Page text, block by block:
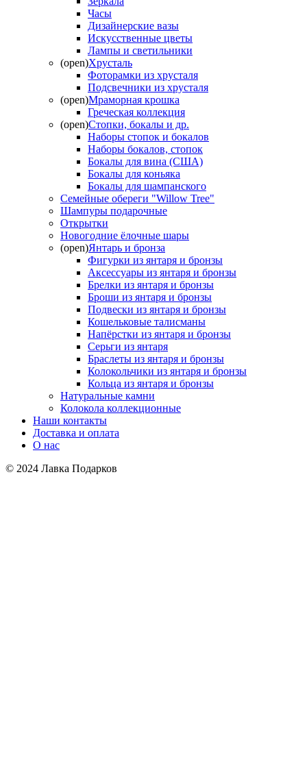
Часы
Дизайнерские вазы
Искусственные цветы
Лампы и светильники
(open)Хрусталь
Фоторамки из хрусталя
Подсвечники из хрусталя
(open)Мраморная крошка
Греческая коллекция
(open)Стопки, бокалы и др.
Наборы стопок и бокалов
Наборы бокалов, стопок
Бокалы для вина (США)
Бокалы для коньяка
Бокалы для шампанского
Семейные обереги "Willow Tree"
Шампуры подарочные
Открытки
Новогодние ёлочные шары
(open)Янтарь и бронза
Фигурки из янтаря и бронзы
Аксессуары из янтаря и бронзы
Брелки из янтаря и бронзы
Броши из янтаря и бронзы
Подвески из янтаря и бронзы
Кошельковые талисманы
Напёрстки из янтаря и бронзы
Серьги из янтаря
Браслеты из янтаря и бронзы
Колокольчики из янтаря и бронзы
Кольца из янтаря и бронзы
Натуральные камни
Колокола коллекционные
Наши контакты
Доставка и оплата
О нас
© 2024 Лавка Подарков